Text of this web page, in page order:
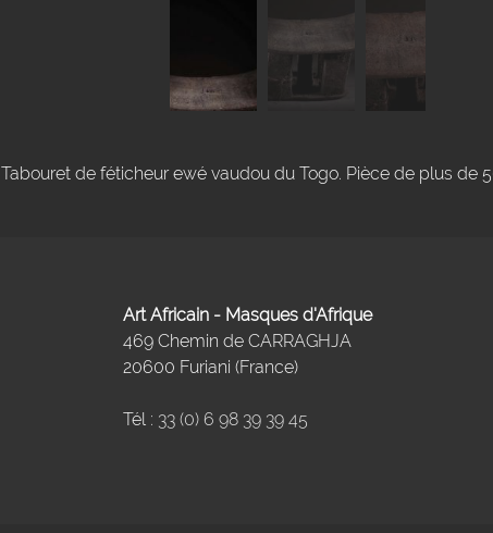
Tabouret de féticheur ewé vaudou du Togo. Pièce de plus de
Art Africain - Masques d'Afrique
469 Chemin de CARRAGHJA
20600 Furiani (France)
Tél : 33 (0) 6 98 39 39 45